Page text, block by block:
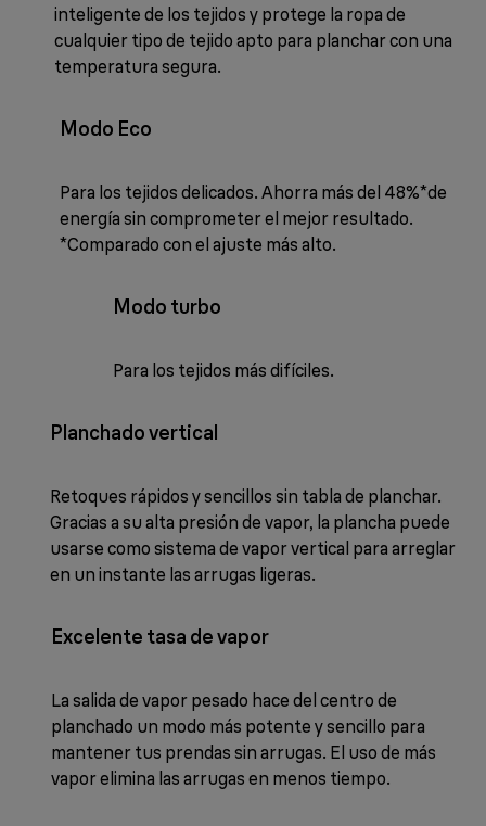
inteligente de los tejidos y protege la ropa de
cualquier tipo de tejido apto para planchar con una
temperatura segura.
Modo Eco
Para los tejidos delicados. Ahorra más del 48%*de
energía sin comprometer el mejor resultado.
*Comparado con el ajuste más alto.
Modo turbo
Para los tejidos más difíciles.
Planchado vertical
Retoques rápidos y sencillos sin tabla de planchar.
Gracias a su alta presión de vapor, la plancha puede
usarse como sistema de vapor vertical para arreglar
en un instante las arrugas ligeras.
Excelente tasa de vapor
La salida de vapor pesado hace del centro de
planchado un modo más potente y sencillo para
mantener tus prendas sin arrugas. El uso de más
vapor elimina las arrugas en menos tiempo.